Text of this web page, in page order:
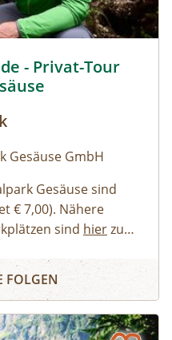
- Privat-Tour
Gesäuse GmbH
Gesäuse sind
€ 7,00). Nähere
sind hierzu
stehen
zur
Tour im Nationalpark
FOLGEN